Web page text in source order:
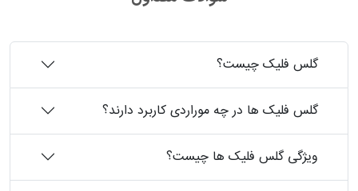
گلس فلیک چیست؟
گلس فلیک ها در چه موراردی کاربرد دارند؟
ویژگی گلس فلیک ها چیست؟